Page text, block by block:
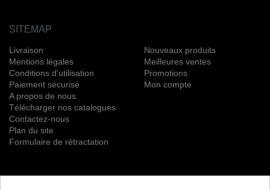
SITEMAP
Livraison
Mentions légales
Conditions d'utilisation
Paiement sécurisé
A propos de nous
Télécharger nos catalogues
Contactez-nous
Plan du site
Formulaire de rétractation
Nouveaux produits
Meilleures ventes
Promotions
Mon compte